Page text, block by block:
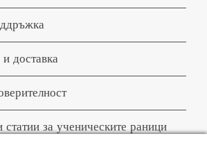
доставка
статии за ученическите раници